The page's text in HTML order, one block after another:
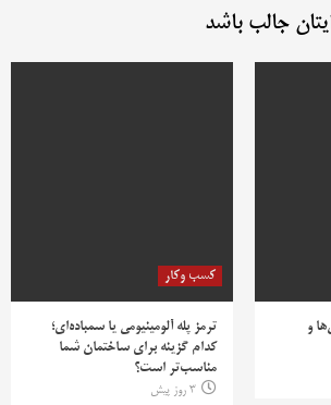
جالب باشد
و
کسب وکار
ترمز پله آلومینیومی یا سمباده‌ای؛
کدام گزینه برای ساختمان شما
مناسب‌تر است؟
3 روز پیش